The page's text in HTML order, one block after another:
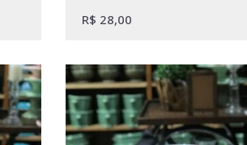
R$ 28,00